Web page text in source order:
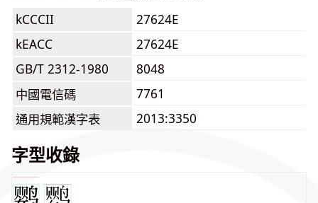
kCCCII
27624E
kEACC
27624E
GB/T 2312-1980
8048
中國電信碼
7761
通用規範漢字表
2013:3350
字型收錄